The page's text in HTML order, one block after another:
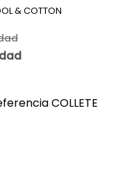
& COTTON